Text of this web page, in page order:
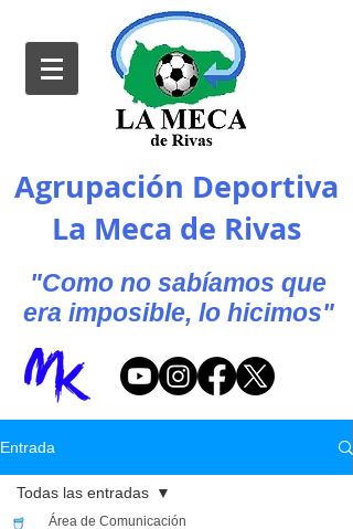
Agrupación Deportiva
La Meca de Rivas
"Como no sabíamos que
era imposible, lo hicimos"
Entrada
Todas las entradas
Área de Comunicación